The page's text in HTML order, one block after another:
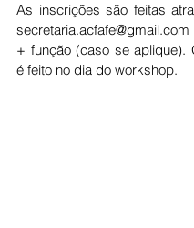
As inscrições são feitas
+ função (caso se aplique).
é feito no dia do workshop.